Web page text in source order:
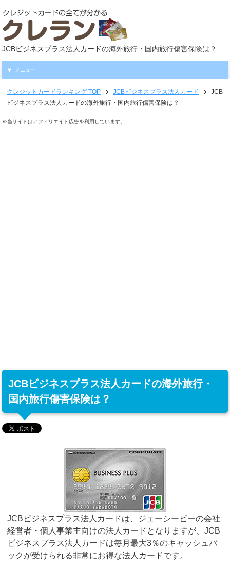
JCBビジネスプラス法人カードの海外旅行・国内旅行傷害保険は？
メニュー
クレジットカードランキング TOP JCBビジネスプラス法人カード
JCB
ビジネスプラス法人カードの海外旅行・国内旅行傷害保険は？
※当サイトはアフィリエイト広告を利用しています。
JCBビジネスプラス法人カードの海外旅行・
国内旅行傷害保険は？
JCBビジネスプラス法人カードは、ジェーシービーの会社
経営者・個人事業主向けの法人カードとなりますが、JCB
ビジネスプラス法人カードは毎月最大3％のキャッシュバ
ックが受けられる非常にお得な法人カードです。